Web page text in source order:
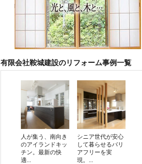
有限会社鞍城建設のリフォーム事例一覧
人が集う、南向き
のアイランドキッ
チン。最新の快
適...
シニア世代が安心
して暮らせるバリ
アフリーを実
現。...